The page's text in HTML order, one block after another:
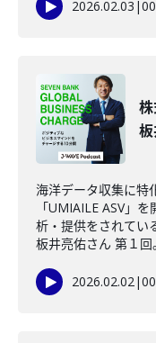
2026.02.03 |
海洋データ収集に特
「UMIAILE ASV」
析・提供をされてい
板井亮佑さん 第１回
2026.02.02|